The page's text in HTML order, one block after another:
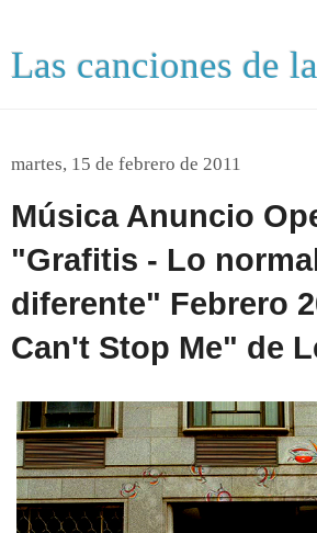
Las canciones de
martes, 15 de febrero de 2011
Música Anuncio
"Grafitis - Lo
diferente" Febrero
Can't Stop Me" de